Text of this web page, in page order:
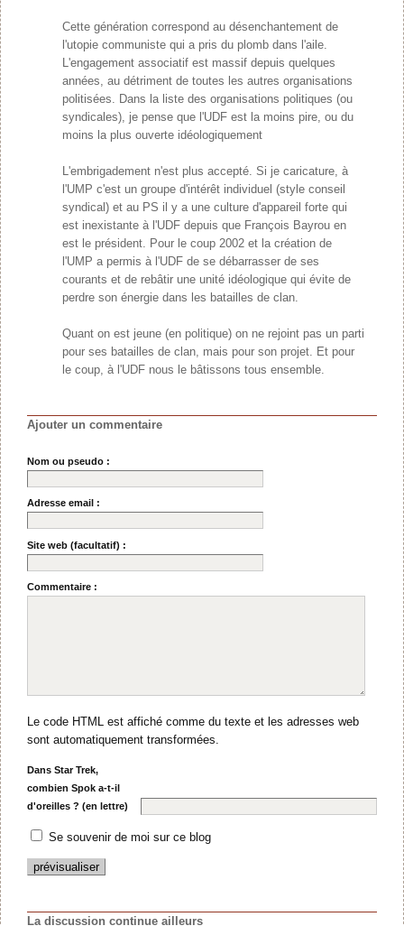
Cette génération correspond au désenchantement de
l'utopie communiste qui a pris du plomb dans l'aile.
L'engagement associatif est massif depuis quelques
années, au détriment de toutes les autres organisations
politisées. Dans la liste des organisations politiques (ou
syndicales), je pense que l'UDF est la moins pire, ou du
moins la plus ouverte idéologiquement
L'embrigadement n'est plus accepté. Si je caricature, à
l'UMP c'est un groupe d'intérêt individuel (style conseil
syndical) et au PS il y a une culture d'appareil forte qui
est inexistante à l'UDF depuis que François Bayrou en
est le président. Pour le coup 2002 et la création de
l'UMP a permis à l'UDF de se débarrasser de ses
courants et de rebâtir une unité idéologique qui évite de
perdre son énergie dans les batailles de clan.
Quant on est jeune (en politique) on ne rejoint pas un parti
pour ses batailles de clan, mais pour son projet. Et pour
le coup, à l'UDF nous le bâtissons tous ensemble.
Ajouter un commentaire
Nom ou pseudo :
Adresse email :
Site web (facultatif) :
Commentaire :
Le code HTML est affiché comme du texte et les adresses web
sont automatiquement transformées.
Dans Star Trek,
combien Spok a-t-il
d'oreilles ? (en lettre)
Se souvenir de moi sur ce blog
La discussion continue ailleurs